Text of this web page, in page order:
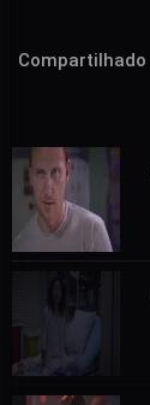
Compartilhado